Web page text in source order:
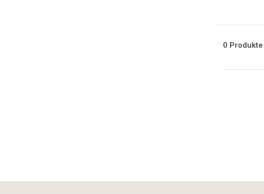
0 Produkte